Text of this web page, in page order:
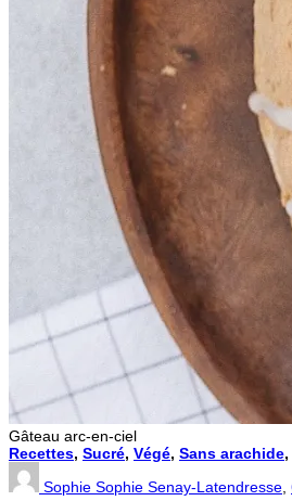
Gâteau arc-en-ciel
Recettes, Sucré, Végé, Sans arachide,
Sophie Sophie Senay-Latendresse